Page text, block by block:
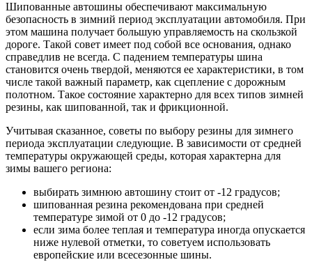
Шипованные автошины обеспечивают максимальную
безопасность в зимний период эксплуатации автомобиля. При
этом машина получает большую управляемость на скользкой
дороге. Такой совет имеет под собой все основания, однако
справедлив не всегда. С падением температуры шина
становится очень твердой, меняются ее характеристики, в том
числе такой важный параметр, как сцепление с дорожным
полотном. Такое состояние характерно для всех типов зимней
резины, как шипованной, так и фрикционной.
Учитывая сказанное, советы по выбору резины для зимнего
периода эксплуатации следующие. В зависимости от средней
температуры окружающей среды, которая характерна для
зимы вашего региона:
выбирать зимнюю автошину стоит от -12 градусов;
шипованная резина рекомендована при средней
температуре зимой от 0 до -12 градусов;
если зима более теплая и температура иногда опускается
ниже нулевой отметки, то советуем использовать
европейские или всесезонные шины.